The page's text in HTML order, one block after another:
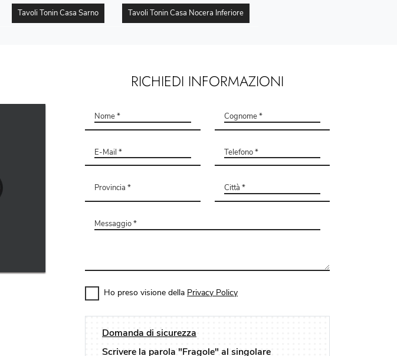
Tavoli Tonin Casa Sarno Tavoli Tonin Casa Nocera Inferiore
RICHIEDI INFORMAZIONI
Ho preso visione della Privacy Policy
Domanda di sicurezza
Scrivere la parola "Fragole" al singolare